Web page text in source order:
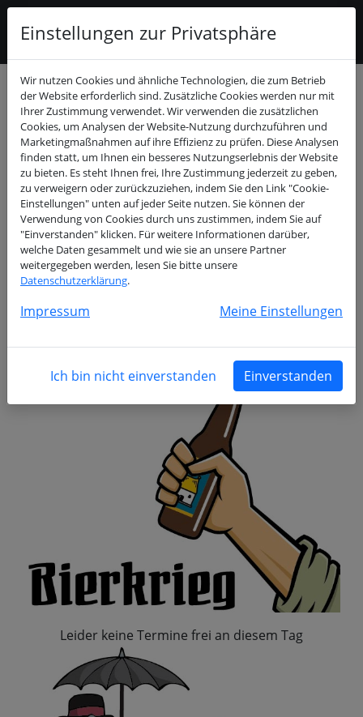
Buchungskalender
Januar 2026 >
Mo Di Mi Do Fr Sa
So
01
02 03
04
05
06 07 08 09 10
11
12
13 14 15 16 17
18
19
20 21 22 23 24
26
27
Januar 2026
Leider keine Termine frei an diesem Tag
Einstellungen zur Privatsphäre
Wir nutzen Cookies und ähnliche Technologien, die zum Betrieb
der Website erforderlich sind. Zusätzliche Cookies werden nur mit
Ihrer Zustimmung verwendet. Wir verwenden die zusätzlichen
Cookies, um Analysen der Website-Nutzung durchzuführen und
Marketingmaßnahmen auf ihre Effizienz zu prüfen. Diese Analysen
finden statt, um Ihnen ein besseres Nutzungserlebnis der Website
zu bieten. Es steht Ihnen frei, Ihre Zustimmung jederzeit zu geben,
zu verweigern oder zurückzuziehen, indem Sie den Link "Cookie-
Einstellungen" unten auf jeder Seite nutzen. Sie können der
Verwendung von Cookies durch uns zustimmen, indem Sie auf
"Einverstanden" klicken. Für weitere Informationen darüber,
welche Daten gesammelt und wie sie an unsere Partner
weitergegeben werden, lesen Sie bitte unsere
Datenschutzerklärung.
Impressum Meine Einstellungen
Ich bin nicht einverstanden Einverstanden